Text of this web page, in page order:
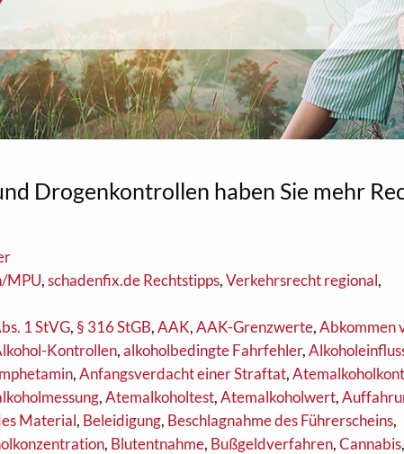
Drogenkontrollen haben Sie mehr
MPU,schadenfix.de Rechtstipps,Verkehrsrecht regional,
1 StVG, § 316 StGB,AAK,AAK-Grenzwerte,Abkommen
Kontrollen,alkoholbedingte Fahrfehler,
,Anfangsverdacht einer Straftat,
,Atemalkoholtest,Atemalkoholwert,
Material, Beleidigung, Beschlagnahme des Führerscheins,
, Blutentnahme, Bußgeldverfahren,Cannabis,